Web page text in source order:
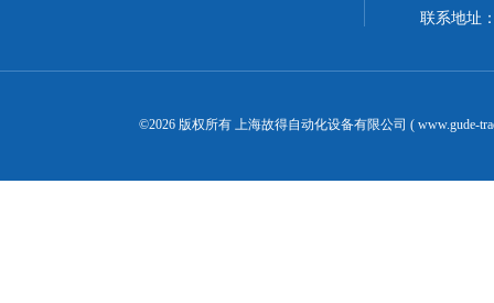
联系地址
©2026 版权所有 上海故得自动化设备有限公司 ( www.gude-